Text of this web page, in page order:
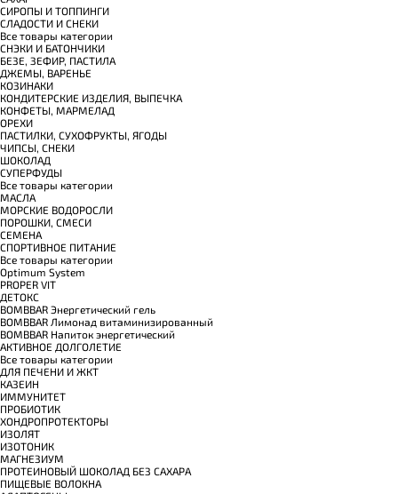
СИРОПЫ И ТОППИНГИ
СЛАДОСТИ И СНЕКИ
Все товары категории
СНЭКИ И БАТОНЧИКИ
БЕЗЕ, ЗЕФИР, ПАСТИЛА
ДЖЕМЫ, ВАРЕНЬЕ
КОЗИНАКИ
КОНДИТЕРСКИЕ ИЗДЕЛИЯ, ВЫПЕЧКА
КОНФЕТЫ, МАРМЕЛАД
ОРЕХИ
ПАСТИЛКИ, СУХОФРУКТЫ, ЯГОДЫ
ЧИПСЫ, СНЕКИ
ШОКОЛАД
СУПЕРФУДЫ
Все товары категории
МАСЛА
МОРСКИЕ ВОДОРОСЛИ
ПОРОШКИ, СМЕСИ
СЕМЕНА
СПОРТИВНОЕ ПИТАНИЕ
Все товары категории
Optimum System
PROPER VIT
ДЕТОКС
BOMBBAR Энергетический гель
BOMBBAR Лимонад витаминизированный
BOMBBAR Напиток энергетический
АКТИВНОЕ ДОЛГОЛЕТИЕ
Все товары категории
ДЛЯ ПЕЧЕНИ И ЖКТ
КАЗЕИН
ИММУНИТЕТ
ПРОБИОТИК
ХОНДРОПРОТЕКТОРЫ
ИЗОЛЯТ
ИЗОТОНИК
МАГНЕЗИУМ
ПРОТЕИНОВЫЙ ШОКОЛАД БЕЗ САХАРА
ПИЩЕВЫЕ ВОЛОКНА